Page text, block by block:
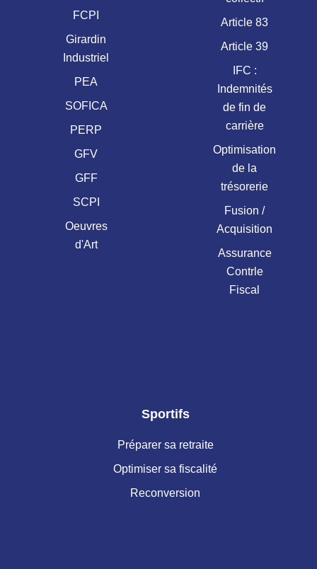
FCPI
Girardin
Industriel
PEA
SOFICA
PERP
GFV
GFF
SCPI
Oeuvres
d'Art
Article 83
Article 39
IFC :
Indemnités
de fin de
carrière
Optimisation
de la
trésorerie
Fusion /
Acquisition
Assurance
Contrle
Fiscal
Sportifs
Préparer sa retraite
Optimiser sa fiscalité
Reconversion